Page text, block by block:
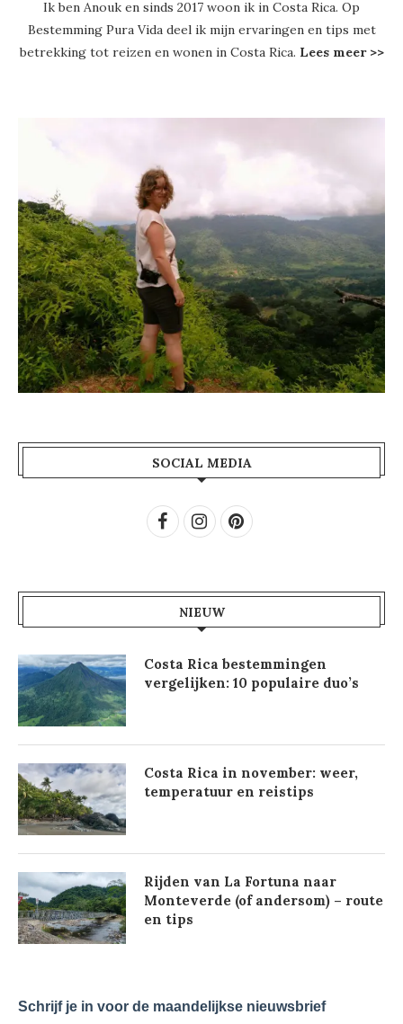
Ik ben Anouk en sinds 2017 woon ik in Costa Rica. Op
Bestemming Pura Vida deel ik mijn ervaringen en tips met
betrekking tot reizen en wonen in Costa Rica. Lees meer >>
SOCIAL MEDIA
NIEUW
Costa Rica bestemmingen
vergelijken: 10 populaire duo’s
Costa Rica in november: weer,
temperatuur en reistips
Rijden van La Fortuna naar
Monteverde (of andersom) – route
en tips